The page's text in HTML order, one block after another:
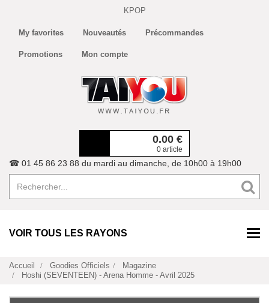
KPOP
My favorites Nouveautés Précommandes
Promotions Mon compte
0.00 €
0 article
☎ 01 45 86 23 88 du mardi au dimanche, de 10h00 à 19h00
VOIR TOUS LES RAYONS
Accueil Goodies Officiels
Magazine
Hoshi (SEVENTEEN) - Arena Homme - Avril 2025